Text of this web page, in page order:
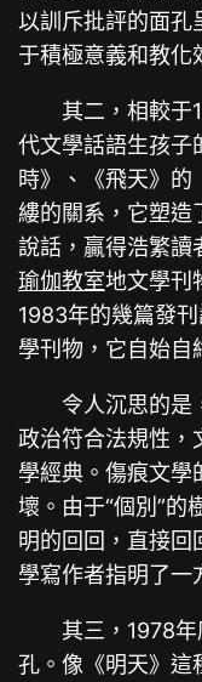
以訓斥批評的面孔
于積極意義和教化
其二，相較于
代文學話語生孩子
時》、《飛天》
縷的關系，它塑造
說話，贏得浩繁讀
瑜伽教室地文學刊
1983年的幾篇發
學刊物，它自始自
令人沉思的是
政治符合法規性，
學經典。傷痕文學
壞。由于“個別”
明的回回，直接回
學寫作者指明了一
其三，1978
孔。像《明天》這